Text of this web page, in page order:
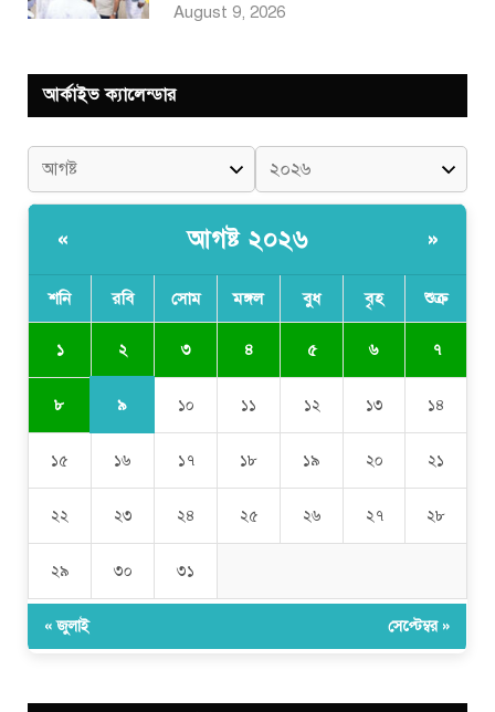
August 9, 2026
আর্কাইভ ক্যালেন্ডার
« আগষ্ট ২০২৬ »
শনি রবি সোম মঙ্গল বুধ বৃহ শুক্র
১ ২ ৩ ৪ ৫ ৬ ৭
৮ ৯ ১০ ১১ ১২ ১৩ ১৪
১৫ ১৬ ১৭ ১৮ ১৯ ২০ ২১
২২ ২৩ ২৪ ২৫ ২৬ ২৭ ২৮
২৯ ৩০ ৩১
« জুলাই সেপ্টেম্বর »